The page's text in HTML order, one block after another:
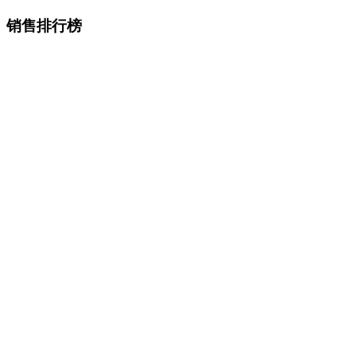
销售排行榜